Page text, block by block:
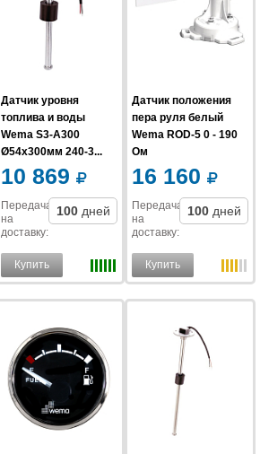
Датчик уровня
топлива и воды
Wema S3-A300
Ø54x300мм 240-3...
10 869
Передача
на
доставку:
100 дней
Купить
Датчик положения
пера руля белый
Wema ROD-5 0 - 190
Ом
16 160
Передача
на
доставку:
100 дней
Купить